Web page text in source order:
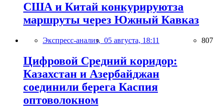
США и Китай конкурируютза
маршруты через Южный Кавказ
Экспресс-анализ, 05 августа, 18:11 807
Цифровой Средний коридор:
Казахстан и Азербайджан
соединили берега Каспия
оптоволокном